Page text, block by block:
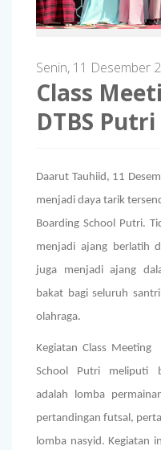
Senin, 11 Desember
Class
DTBS Putri
Daarut Tauhiid, 11
menjadi daya tarik
Boarding School Putri.
menjadi ajang berlatih
juga menjadi ajang
bakat bagi seluruh
olahraga.
Kegiatan Class
School Putri meliputi
adalah lomba
pertandingan futsal,
lomba nasyid. Kegiatan